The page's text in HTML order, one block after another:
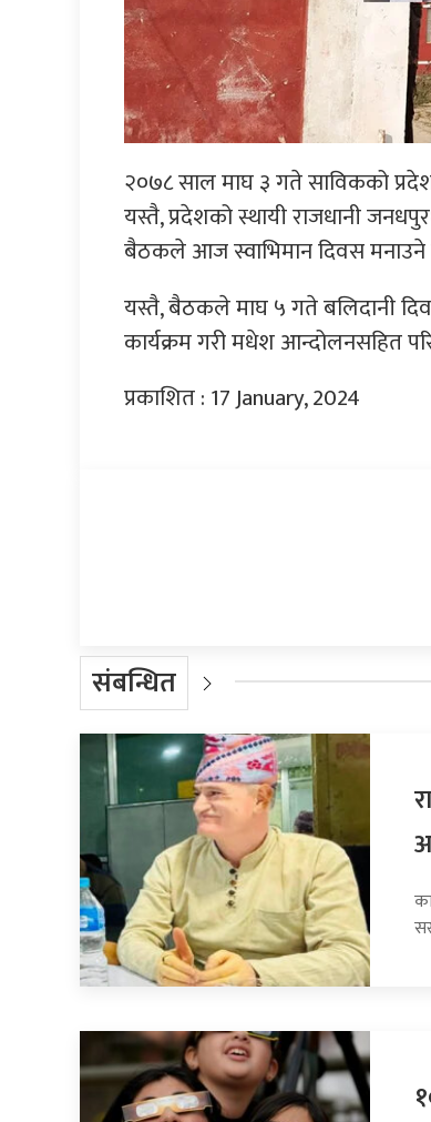
२०७८ साल माघ ३ गते साविकको
यस्तै, प्रदेशको स्थायी राजधानी
बैठकले आज स्वाभिमान दिवस मनाउने
यस्तै, बैठकले माघ ५ गते बलिदानी
कार्यक्रम गरी मधेश आन्दोलनसहित
प्रकाशित : 17 January, 2024
संबन्धित